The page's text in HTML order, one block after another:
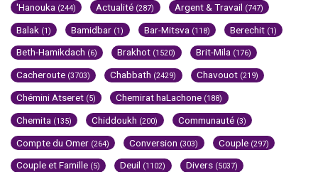
'Hanouka (244) Actualité (287) Argent & Travail (747)
Balak (1) Bamidbar (1) Bar-Mitsva (118) Berechit (1)
Beth-Hamikdach (6) Brakhot (1520) Brit-Mila (176)
Cacheroute (3703) Chabbath (2429) Chavouot (219)
Chémini Atseret (5) Chemirat haLachone (188)
Chemita (135) Chiddoukh (200) Communauté (3)
Compte du Omer (264) Conversion (303) Couple (297)
Couple et Famille (5) Deuil (1102) Divers (5037)